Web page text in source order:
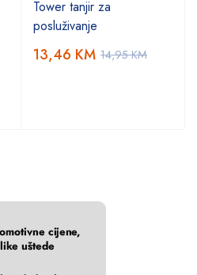
Tower tanjir za
posluživanje
14,95KM
13,46 KM